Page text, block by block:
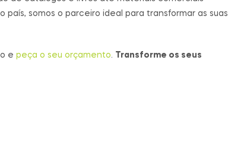
somos o parceiro ideal para transformar as suas
e peça o seu orçamento. Transforme os seus